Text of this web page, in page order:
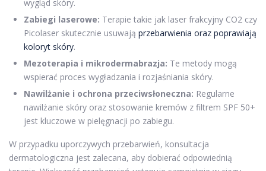
wygląd skóry.
Zabiegi laserowe: Terapie takie jak laser frakcyjny CO2 czy
Picolaser skutecznie usuwają przebarwienia oraz poprawiają
koloryt skóry.
Mezoterapia i mikrodermabrazja: Te metody mogą
wspierać proces wygładzania i rozjaśniania skóry.
Nawilżanie i ochrona przeciwsłoneczna: Regularne
nawilżanie skóry oraz stosowanie kremów z filtrem SPF 50+
jest kluczowe w pielęgnacji po zabiegu.
W przypadku uporczywych przebarwień, konsultacja
dermatologiczna jest zalecana, aby dobierać odpowiednią